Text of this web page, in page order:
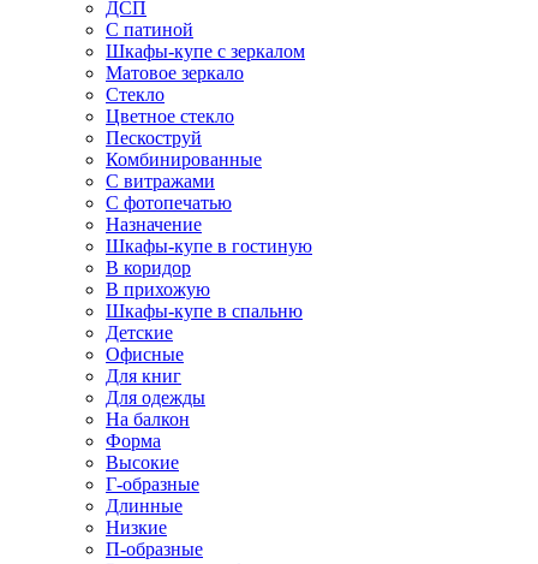
ДСП
С патиной
Шкафы-купе с зеркалом
Матовое зеркало
Стекло
Цветное стекло
Пескоструй
Комбинированные
С витражами
С фотопечатью
Назначение
Шкафы-купе в гостиную
В коридор
В прихожую
Шкафы-купе в спальню
Детские
Офисные
Для книг
Для одежды
На балкон
Форма
Высокие
Г-образные
Длинные
Низкие
П-образные